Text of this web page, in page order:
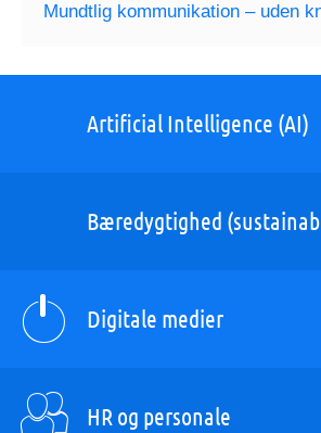
Mundtlig kommunikation – uden
Artificial Intelligence (AI)
Bæredygtighed
Digitale medier
HR og personale